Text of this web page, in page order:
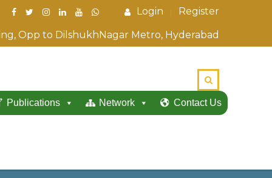
Login Register
Opp to DilshukhNagar Metro, Hyderabad
Publications Network Contact Us